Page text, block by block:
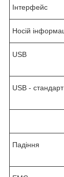
Інтерфейс
Носій
USB
USB - стандарт
Падіння